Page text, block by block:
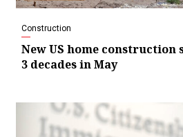
Construction
New US home construction
3 decades in May